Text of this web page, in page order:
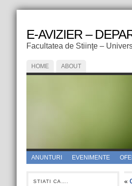
E-AVIZIER –
Facultatea de Stiinţe –
HOME ABOUT
ANUNTURI EVENIMENTE
STIATI CA…. «